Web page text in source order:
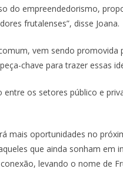
do empreendedorismo,
frutalenses”, disse Joana.
vem sendo promovida
chave para trazer essas
os setores público e
mais oportunidades no
que ainda sonham em
levando o nome de